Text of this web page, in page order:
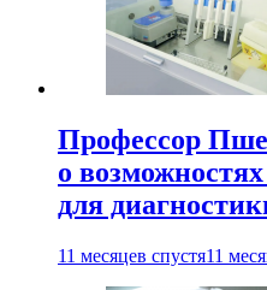
Профессор
о возможностях
для
11 месяцев спустя11